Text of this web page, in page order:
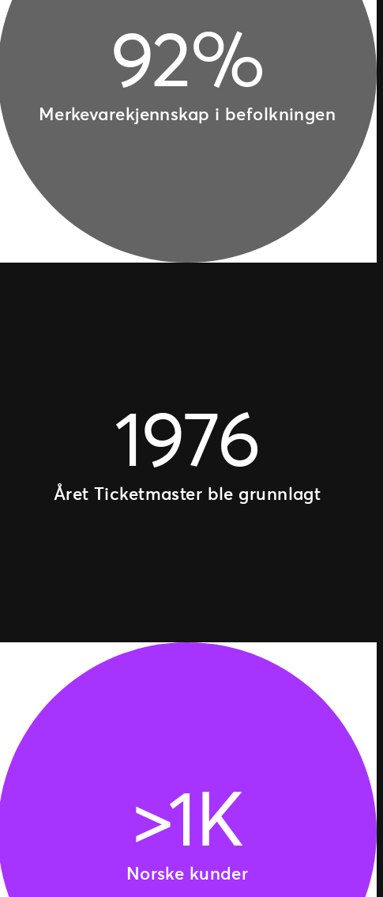
92%
Merkevarekjennskap i befolkningen
1976
Året Ticketmaster ble grunnlagt
>1K
Norske kunder